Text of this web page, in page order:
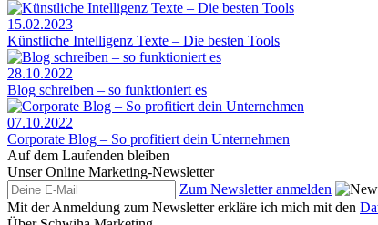
15.02.2023
Künstliche Intelligenz Texte – Die besten Tools
28.10.2022
Blog schreiben – so funktioniert es
07.10.2022
Corporate Blog – So profitiert dein Unternehmen
Auf dem Laufenden bleiben
Unser Online Marketing-Newsletter
Zum Newsletter anmelden
Mit der Anmeldung zum Newsletter erkläre ich mich mit den